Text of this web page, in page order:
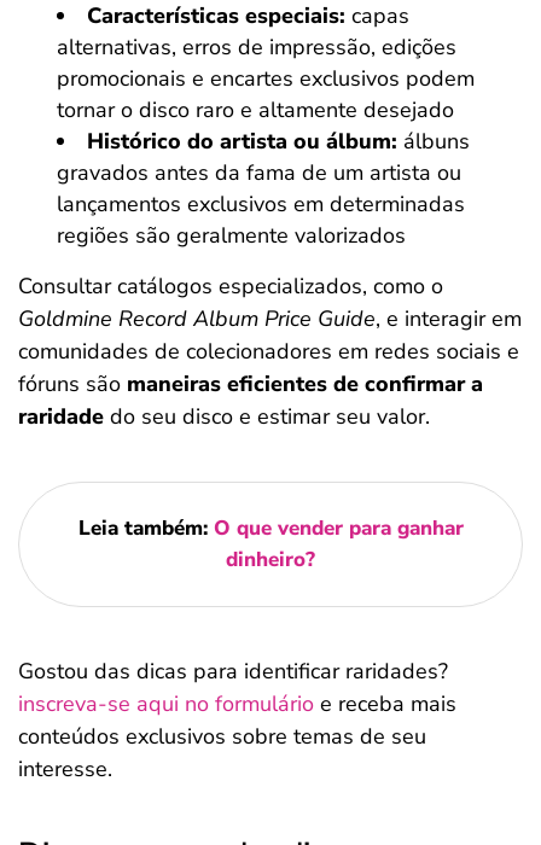
Características especiais: capas
alternativas, erros de impressão, edições
promocionais e encartes exclusivos podem
tornar o disco raro e altamente desejado
Histórico do artista ou álbum: álbuns
gravados antes da fama de um artista ou
lançamentos exclusivos em determinadas
regiões são geralmente valorizados
Consultar catálogos especializados, como o
Goldmine Record Album Price Guide, e interagir em
comunidades de colecionadores em redes sociais e
fóruns são maneiras eficientes de confirmar a
raridade do seu disco e estimar seu valor.
Leia também: O que vender para ganhar
dinheiro?
Gostou das dicas para identificar raridades?
inscreva-se aqui no formulário e receba mais
conteúdos exclusivos sobre temas de seu
interesse.